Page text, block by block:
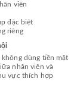
viên
đặc biệt
riêng
dùng tiền mặt
nhân viên và
vực thích hợp